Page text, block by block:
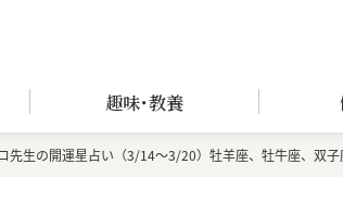
趣味･教養
先生の開運星占い（3/14～3/20）牡羊座、牡牛座、双